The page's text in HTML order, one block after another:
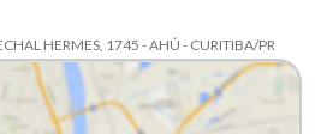
HERMES, 1745 - AHÚ - CURITIBA/PR